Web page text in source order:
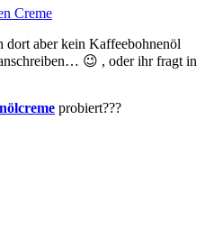
dort aber kein Kaffeebohnenöl
😉 , oder ihr fragt in
probiert???